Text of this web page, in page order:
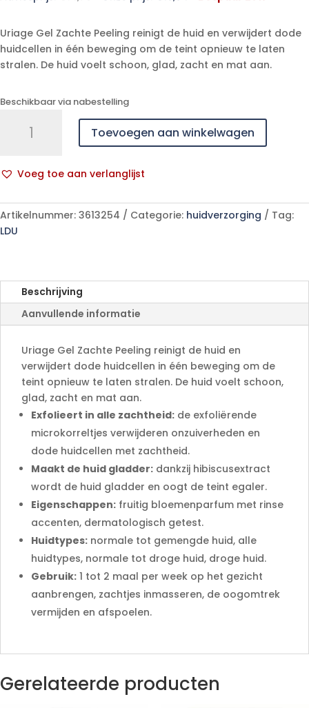
Uriage Gel Zachte Peeling reinigt de huid en verwijdert dode
huidcellen in één beweging om de teint opnieuw te laten
stralen. De huid voelt schoon, glad, zacht en mat aan.
Beschikbaar via nabestelling
50ml
Toevoegen aan winkelwagen
Voeg toe aan verlanglijst
l
t
e
a
t
Artikelnummer: 3613254 Categorie: huidverzorging
Tag:
LDU
Beschrijving
Aanvullende informatie
Uriage Gel Zachte Peeling reinigt de huid en
verwijdert dode huidcellen in één beweging om de
teint opnieuw te laten stralen. De huid voelt schoon,
glad, zacht en mat aan.
Exfolieert in alle zachtheid: de exfoliërende
microkorreltjes verwijderen onzuiverheden en
dode huidcellen met zachtheid.
Maakt de huid gladder: dankzij hibiscusextract
wordt de huid gladder en oogt de teint egaler.
Eigenschappen: fruitig bloemenparfum met rinse
accenten, dermatologisch getest.
Huidtypes: normale tot gemengde huid, alle
huidtypes, normale tot droge huid, droge huid.
Gebruik: 1 tot 2 maal per week op het gezicht
aanbrengen, zachtjes inmasseren, de oogomtrek
vermijden en afspoelen.
Gerelateerde producten